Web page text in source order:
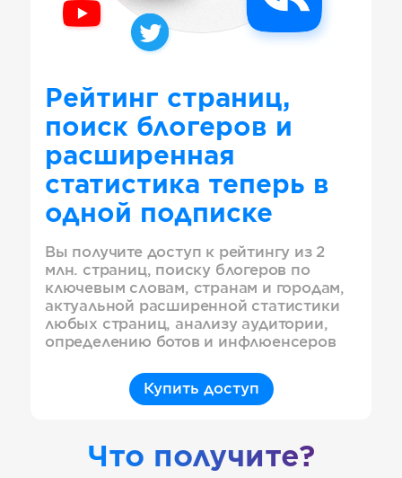
Рейтинг страниц,
поиск блогеров и
расширенная
статистика теперь в
одной подписке
Вы получите доступ к рейтингу из 2
млн. страниц, поиску блогеров по
ключевым словам, странам и городам,
актуальной расширенной статистики
любых страниц, анализу аудитории,
определению ботов и инфлюенсеров
Купить доступ
Что получите?